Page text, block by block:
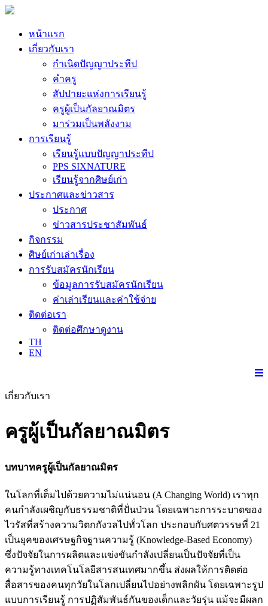
หน้าแรก
เกี่ยวกับเรา
กำเนิดปัญญาประทีป
คำครู
สัปปายะแห่งการเรียนรู้
ครูผู้เป็นกัลยาณมิตร
มาร่วมเป็นพลังงาม
การเรียนรู้
เรียนรู้แบบปัญญาประทีป
PPS SIXNATURE
เรียนรู้จากศิษย์เก่า
ประกาศและข่าวสาร
ประกาศ
ข่าวสารประชาสัมพันธ์
กิจกรรม
ศิษย์เก่าเล่าเรื่อง
การรับสมัครนักเรียน
ข้อมูลการรับสมัครนักเรียน
ค่าเล่าเรียนและค่าใช้จ่าย
ติดต่อเรา
ติดต่อศึกษาดูงาน
TH
EN
เกี่ยวกับเรา
ครูผู้เป็นกัลยาณมิตร
บทบาทครูผู้เป็นกัลยาณมิตร
ในโลกที่เต็มไปด้วยความไม่แน่นอน (A Changing World) เราทุก
คนกำลังเผชิญกับธรรมชาติที่ปั่นป่วน โดยเฉพาะการระบาดของ
ไวรัสที่สร้างความวิตกกังวลไปทั่วโลก ประกอบกับศตวรรษที่ 21
เป็นยุคของเศรษฐกิจฐานความรู้ (Knowledge-Based Economy)
ซึ่งปัจจัยในการผลิตและแข่งขันกำลังเปลี่ยนเป็นปัจจัยที่เป็น
ความรู้ทางเทคโนโลยีสารสนเทศมากขึ้น ส่งผลให้การติดต่อ
สื่อสารของคนทุกวัยในโลกเปลี่ยนไปอย่างพลิกผัน โดยเฉพาะรูป
แบบการเรียนรู้ การปฏิสัมพันธ์กันของเด็กและวัยรุ่น แม้จะมีผลก